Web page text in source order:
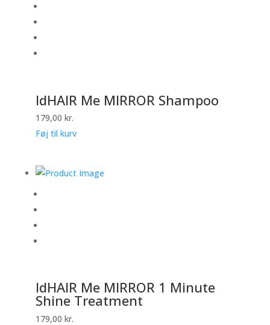
IdHAIR Me MIRROR Shampoo
179,00 kr.
Føj til kurv
IdHAIR Me MIRROR 1 Minute
Shine Treatment
179,00 kr.